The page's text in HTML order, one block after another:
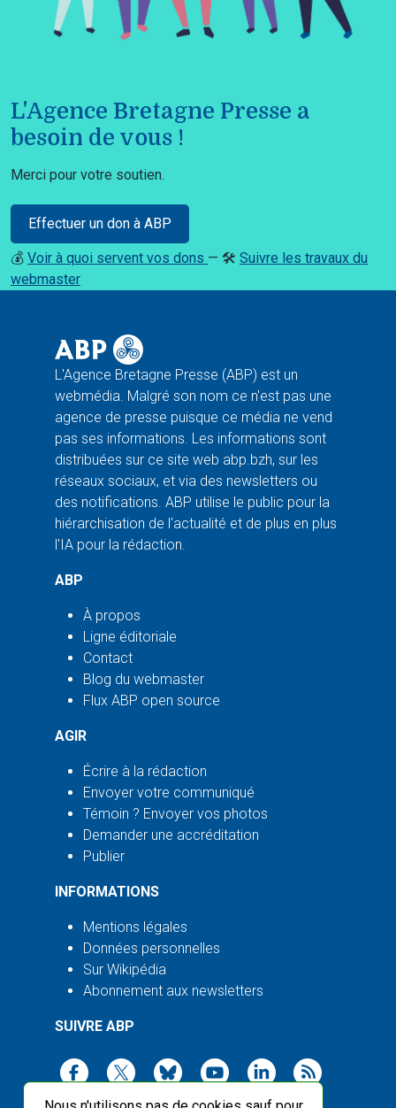
L'Agence Bretagne Presse a
besoin de vous !
Merci pour votre soutien.
Effectuer un don à ABP
💰 Voir à quoi servent vos dons — 🛠️ Suivre les travaux du
webmaster
L'Agence Bretagne Presse (ABP) est un
webmédia. Malgré son nom ce n'est pas une
agence de presse puisque ce média ne vend
pas ses informations. Les informations sont
distribuées sur ce site web abp.bzh, sur les
réseaux sociaux, et via des newsletters ou
des notifications. ABP utilise le public pour la
hiérarchisation de l'actualité et de plus en plus
l'IA pour la rédaction.
ABP
À propos
Ligne éditoriale
Contact
Blog du webmaster
Flux ABP open source
AGIR
Écrire à la rédaction
Envoyer votre communiqué
Témoin ? Envoyer vos photos
Demander une accréditation
Publier
INFORMATIONS
Mentions légales
Données personnelles
Sur Wikipédia
Abonnement aux newsletters
SUIVRE ABP